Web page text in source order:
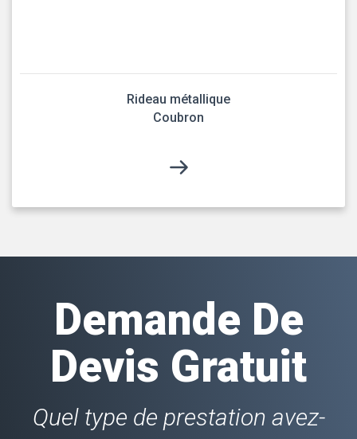
Rideau métallique
Coubron
Demande De
Devis Gratuit
Quel type de prestation avez-